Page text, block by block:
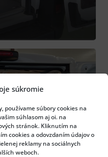
súkromie
používame súbory cookies na
súhlasom aj oi. na
stránok. Kliknutím na
cookies a odovzdaním údajov o
reklamy na sociálnych
weboch.